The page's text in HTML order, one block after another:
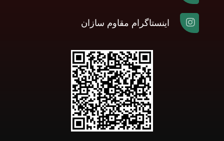
اینستاگرام مقاوم سازان